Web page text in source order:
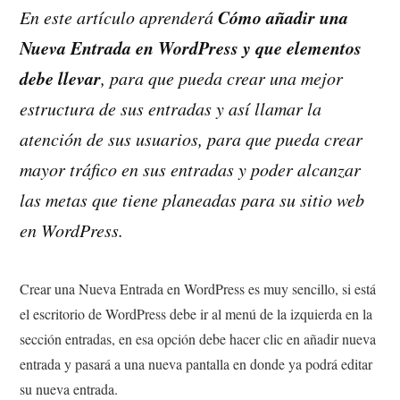
En este artículo aprenderáCómo añadir una
Nueva Entrada en WordPress y que elementos
debe llevar, para que pueda crear una mejor
estructura de sus entradas y así llamar la
atención de sus usuarios, para que pueda crear
mayor tráfico en sus entradas y poder alcanzar
las metas que tiene planeadas para su sitio web
en WordPress.
Crear una Nueva Entrada en WordPress es muy sencillo, si está
el escritorio de WordPress debe ir al menú de la izquierda en la
sección entradas, en esa opción debe hacer clic en añadir nueva
entrada y pasará a una nueva pantalla en donde ya podrá editar
su nueva entrada.